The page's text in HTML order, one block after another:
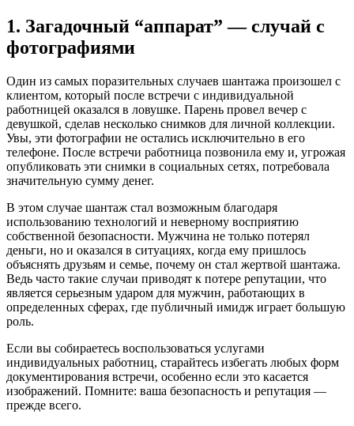
1. Загадочный “аппарат” — случай с
фотографиями
Один из самых поразительных случаев шантажа произошел с
клиентом, который после встречи с индивидуальной
работницей оказался в ловушке. Парень провел вечер с
девушкой, сделав несколько снимков для личной коллекции.
Увы, эти фотографии не остались исключительно в его
телефоне. После встречи работница позвонила ему и, угрожая
опубликовать эти снимки в социальных сетях, потребовала
значительную сумму денег.
В этом случае шантаж стал возможным благодаря
использованию технологий и неверному восприятию
собственной безопасности. Мужчина не только потерял
деньги, но и оказался в ситуациях, когда ему пришлось
объяснять друзьям и семье, почему он стал жертвой шантажа.
Ведь часто такие случаи приводят к потере репутации, что
является серьезным ударом для мужчин, работающих в
определенных сферах, где публичный имидж играет большую
роль.
Если вы собираетесь воспользоваться услугами
индивидуальных работниц, старайтесь избегать любых форм
документирования встречи, особенно если это касается
изображений. Помните: ваша безопасность и репутация —
прежде всего.